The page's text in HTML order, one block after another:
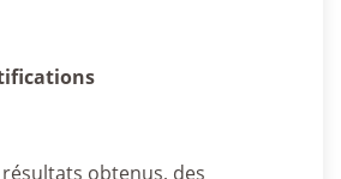
obtenus, des